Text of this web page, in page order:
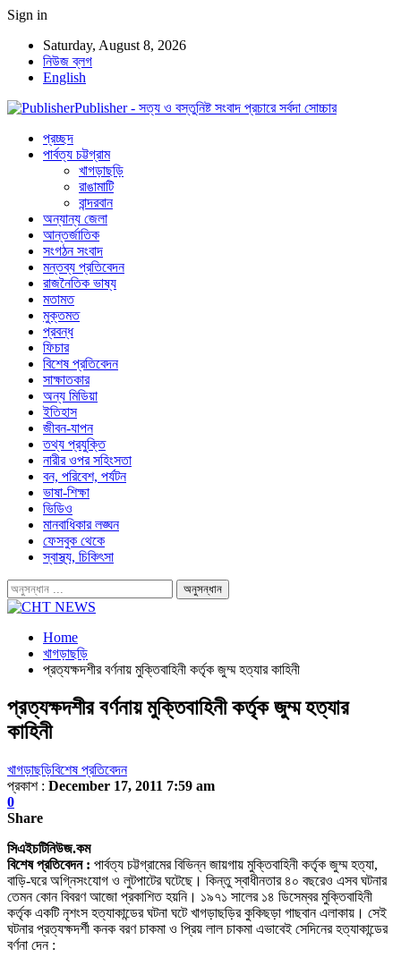
Sign in
Saturday, August 8, 2026
নিউজ ব্লগ
English
Publisher - সত্য ও বস্তুনিষ্ট সংবাদ প্রচারে সর্বদা সোচ্চার
প্রচ্ছদ
পার্বত্য চট্টগ্রাম
খাগড়াছড়ি
রাঙামাটি
বান্দরবান
অন্যান্য জেলা
আন্তর্জাতিক
সংগঠন সংবাদ
মন্তব্য প্রতিবেদন
রাজনৈতিক ভাষ্য
মতামত
মুক্তমত
প্রবন্ধ
ফিচার
বিশেষ প্রতিবেদন
সাক্ষাতকার
অন্য মিডিয়া
ইতিহাস
জীবন-যাপন
তথ্য প্রযুক্তি
নারীর ওপর সহিংসতা
বন, পরিবেশ, পর্যটন
ভাষা-শিক্ষা
ভিডিও
মানবাধিকার লঙ্ঘন
ফেসবুক থেকে
স্বাস্থ্য, চিকিৎসা
Home
খাগড়াছড়ি
প্রত্যক্ষদশীর বর্ণনায় মুক্তিবাহিনী কর্তৃক জুম্ম হত্যার কাহিনী
প্রত্যক্ষদশীর বর্ণনায় মুক্তিবাহিনী কর্তৃক জুম্ম হত্যার
কাহিনী
খাগড়াছড়িবিশেষ প্রতিবেদন
প্রকাশ : December 17, 2011 7:59 am
0
Share
সিএইচটিনিউজ.কম
বিশেষ প্রতিবেদন : পার্বত্য চট্টগ্রামের বিভিন্ন জায়গায় মুক্তিবাহিনী কর্তৃক জুম্ম হত্যা,
বাড়ি-ঘরে অগ্নিসংযোগ ও লুটপাটের ঘটেছে। কিন্তু স্বাধীনতার ৪০ বছরেও এসব ঘটনার
তেমন কোন বিবরণ আজো প্রকাশিত হয়নি। ১৯৭১ সালের ১৪ ডিসেম্বর মুক্তিবাহিনী
কর্তৃক একটি নৃশংস হত্যাকান্ডের ঘটনা ঘটে খাগড়াছড়ির কুকিছড়া গাছবান এলাকায় । সেই
ঘটনার প্রত্যক্ষদর্শী কনক বরণ চাকমা ও প্রিয় লাল চাকমা এভাবেই সেদিনের হত্যাকান্ডের
বর্ণনা দেন :